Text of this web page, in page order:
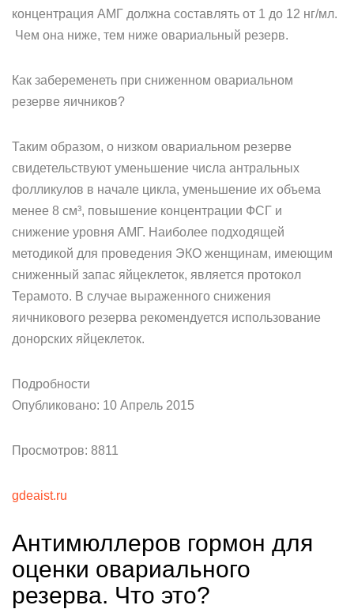
концентрация АМГ должна составлять от 1 до 12 нг/мл.
Чем она ниже, тем ниже овариальный резерв.
Как забеременеть при сниженном овариальном
резерве яичников?
Таким образом, о низком овариальном резерве
свидетельствуют уменьшение числа антральных
фолликулов в начале цикла, уменьшение их объема
менее 8 см³, повышение концентрации ФСГ и
снижение уровня АМГ. Наиболее подходящей
методикой для проведения ЭКО женщинам, имеющим
сниженный запас яйцеклеток, является протокол
Терамото. В случае выраженного снижения
яичникового резерва рекомендуется использование
донорских яйцеклеток.
Подробности
Опубликовано: 10 Апрель 2015
Просмотров: 8811
gdeaist.ru
Антимюллеров гормон для
оценки овариального
резерва. Что это?